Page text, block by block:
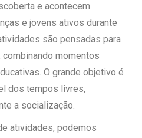
e acontecem
e jovens ativos durante
são pensadas para
momentos
O grande objetivo é
dos tempos livres,
a socialização.
atividades, podemos